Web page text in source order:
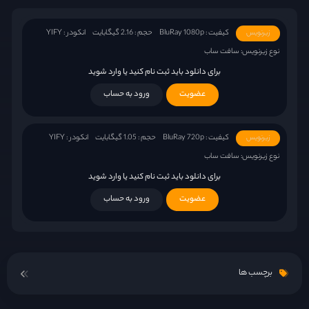
زیرنویس کیفیت : BluRay 1080p حجم : 2.16 گیگابایت
انکودر : YIFY
نوع زیرنویس: سافت ساب
برای دانلود باید ثبت نام کنید یا وارد شوید
عضویت
ورود به حساب
زیرنویس کیفیت : BluRay 720p حجم : 1.05 گیگابایت
انکودر : YIFY
نوع زیرنویس: سافت ساب
برای دانلود باید ثبت نام کنید یا وارد شوید
عضویت
ورود به حساب
برچسب ها